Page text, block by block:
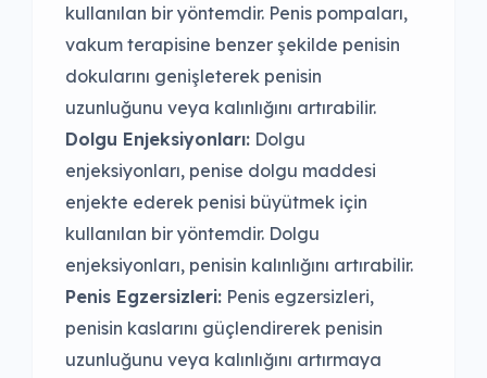
kullanılan bir yöntemdir. Penis pompaları,
vakum terapisine benzer şekilde penisin
dokularını genişleterek penisin
uzunluğunu veya kalınlığını artırabilir.
Dolgu Enjeksiyonları: Dolgu
enjeksiyonları, penise dolgu maddesi
enjekte ederek penisi büyütmek için
kullanılan bir yöntemdir. Dolgu
enjeksiyonları, penisin kalınlığını artırabilir.
Penis Egzersizleri: Penis egzersizleri,
penisin kaslarını güçlendirerek penisin
uzunluğunu veya kalınlığını artırmaya